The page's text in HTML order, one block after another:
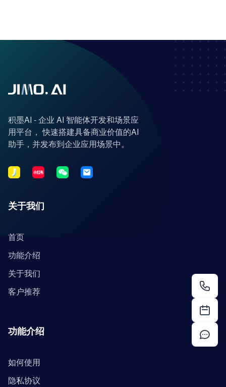
积墨AI - 企业 AI 智能体开发和场景应
用平台， 快速搭建具备商业价值的AI
助手，并发布到企业应用场景中。
关于我们
首页
功能介绍
关于我们
客户推荐
功能介绍
如何使用
隐私协议